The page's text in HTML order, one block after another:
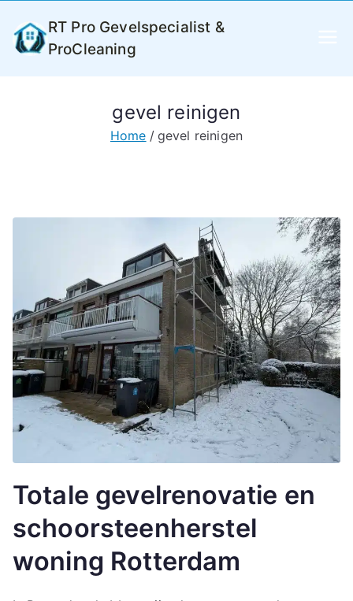
naar
RT Pro Gevelspecialist &
ProCleaning
gevel reinigen
Home gevel reinigen
Totale gevelrenovatie en
schoorsteenherstel
woning Rotterdam